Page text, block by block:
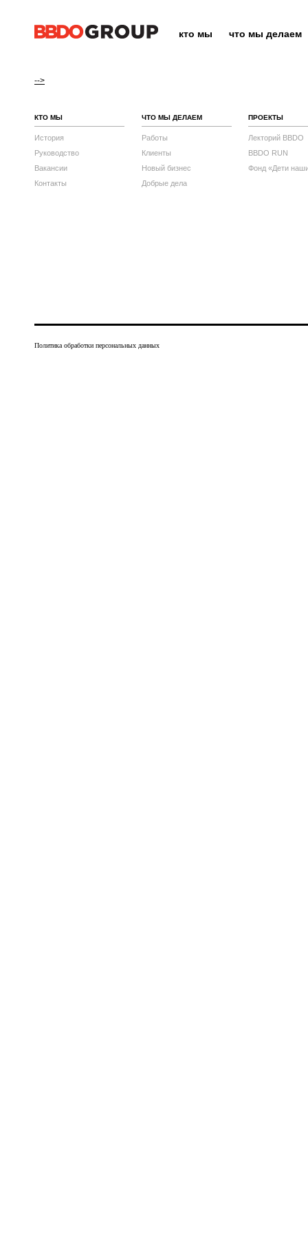
кто мы что мы делаем
-->
КТО МЫ
История
Руководство
Вакансии
Контакты
ЧТО МЫ ДЕЛАЕМ
Работы
Клиенты
Новый бизнес
Добрые дела
ПРОЕКТЫ
Лекторий BBDO
BBDO RUN
Фонд «Дети
Политика обработки персональных данных